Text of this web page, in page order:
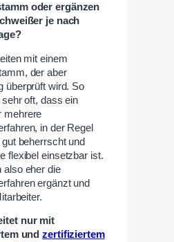
oder ergänzen
je nach
mit einem
der aber
überprüft wird. So
oft, dass ein
mehrere
in der Regel
beherrscht und
flexibel einsetzbar ist.
also eher die
ergänzt und
nur mit
undzertifiziertem